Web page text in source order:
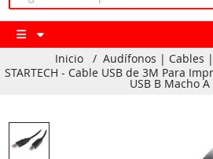
Inicio / Audífonos | Cables
STARTECH - Cable USB de 3M Para
USB B Macho A